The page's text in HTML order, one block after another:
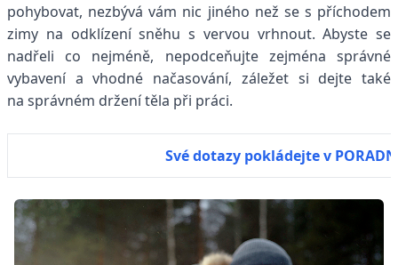
pohybovat, nezbývá vám nic jiného než se s příchodem
zimy na odklízení sněhu s vervou vrhnout. Abyste se
nadřeli co nejméně, nepodceňujte zejména správné
vybavení a vhodné načasování, záležet si dejte také
na správném držení těla při práci.
Své dotazy pokládejte v